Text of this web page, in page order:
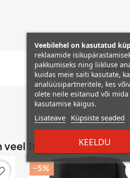
Hetkel
16 toodet :
−5%
Veebilehel on kasutatud
reklaamide
pakkumiseks ning liikluse
kuidas meie saiti kasutate,
analüüsipartneritele, kes
olete neile esitanud või
kasutamise käigus.
Lisateave Küpsiste seaded
KEELDU